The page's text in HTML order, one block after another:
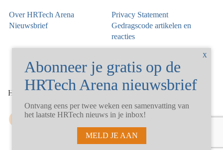
Over HRTech Arena
Nieuwsbrief
Privacy Statement
Gedragscode artikelen en
reacties
HRTechArena 2026©
Ontvang eens per twee weken een samenvatting van
het laatste HRTech nieuws in je inbox!
MELD JE AAN